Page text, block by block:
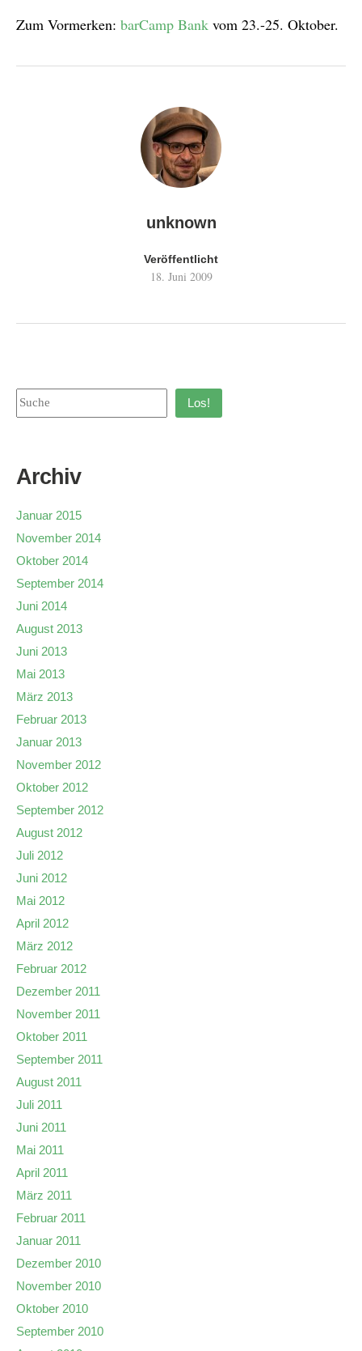
Zum Vormerken: barCamp Bank vom 23.-25. Oktober.
unknown
Veröffentlicht
18. Juni 2009
Los!
Archiv
Januar 2015
November 2014
Oktober 2014
September 2014
Juni 2014
August 2013
Juni 2013
Mai 2013
März 2013
Februar 2013
Januar 2013
November 2012
Oktober 2012
September 2012
August 2012
Juli 2012
Juni 2012
Mai 2012
April 2012
März 2012
Februar 2012
Dezember 2011
November 2011
Oktober 2011
September 2011
August 2011
Juli 2011
Juni 2011
Mai 2011
April 2011
März 2011
Februar 2011
Januar 2011
Dezember 2010
November 2010
Oktober 2010
September 2010